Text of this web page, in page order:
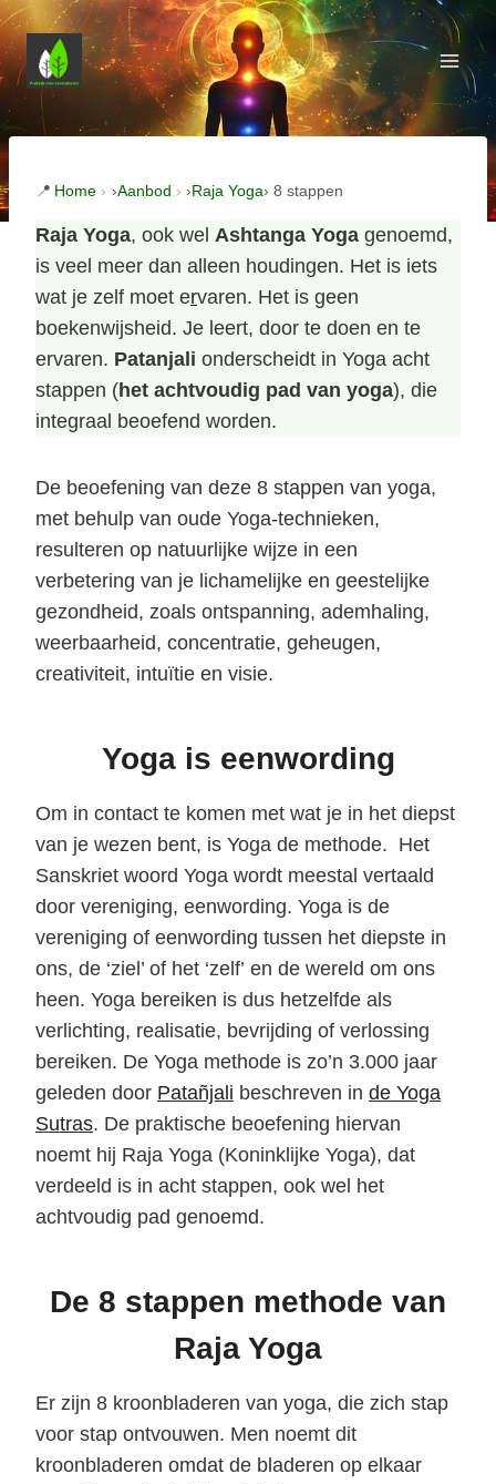
Doorgaan
naar
inhoud
Home ›Aanbod ›Raja Yoga› 8 stappen
Raja Yoga, ook wel Ashtanga Yoga genoemd,
is veel meer dan alleen houdingen. Het is iets
wat je zelf moet ervaren. Het is geen
boekenwijsheid. Je leert, door te doen en te
ervaren. Patanjali onderscheidt in Yoga acht
stappen (het achtvoudig pad van yoga), die
integraal beoefend worden.
De beoefening van deze 8 stappen van yoga,
met behulp van oude Yoga-technieken,
resulteren op natuurlijke wijze in een
verbetering van je lichamelijke en geestelijke
gezondheid, zoals ontspanning, ademhaling,
weerbaarheid, concentratie, geheugen,
creativiteit, intuïtie en visie.
Yoga is eenwording
Om in contact te komen met wat je in het diepst
van je wezen bent, is Yoga de methode. Het
Sanskriet woord Yoga wordt meestal vertaald
door vereniging, eenwording. Yoga is de
vereniging of eenwording tussen het diepste in
ons, de ‘ziel’ of het ‘zelf’ en de wereld om ons
heen. Yoga bereiken is dus hetzelfde als
verlichting, realisatie, bevrijding of verlossing
bereiken. De Yoga methode is zo’n 3.000 jaar
geleden door Patañjali beschreven in de Yoga
Sutras. De praktische beoefening hiervan
noemt hij Raja Yoga (Koninklijke Yoga), dat
verdeeld is in acht stappen, ook wel het
achtvoudig pad genoemd.
De 8 stappen methode van
Raja Yoga
Er zijn 8 kroonbladeren van yoga, die zich stap
voor stap ontvouwen. Men noemt dit
kroonbladeren omdat de bladeren op elkaar